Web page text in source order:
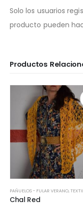
Solo los usuarios
producto pueden
Productos
PAÑUELOS - FULAR VERANO,TEXTIL
Chal Red